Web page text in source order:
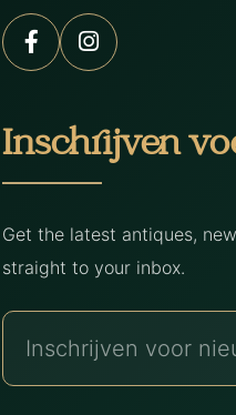
Inschrijven
Get the latest antiques,
straight to your inbox.